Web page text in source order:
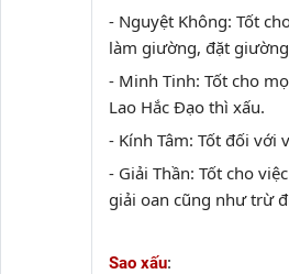
- Nguyệt Không: Tốt
làm giường, đặt
- Minh Tinh: Tốt cho
Lao Hắc Đạo thì xấu.
- Kính Tâm: Tốt đối với
- Giải Thần: Tốt cho
giải oan cũng như trừ
Sao xấu: